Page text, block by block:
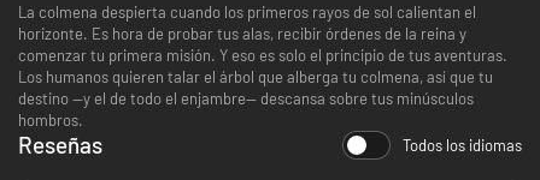
La colmena despierta cuando los primeros rayos de sol calientan el
horizonte. Es hora de probar tus alas, recibir órdenes de la reina y
comenzar tu primera misión. Y eso es solo el principio de tus aventuras.
Los humanos quieren talar el árbol que alberga tu colmena, así que tu
destino —y el de todo el enjambre— descansa sobre tus minúsculos
hombros.
Reseñas Todos los idiomas